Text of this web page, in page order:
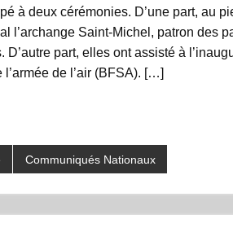
à deux cérémonies. D’une part, au
l’archange Saint-Michel, patron des
part, elles ont assisté à
de l’air (BFSA). […]
Communiqués Nationaux